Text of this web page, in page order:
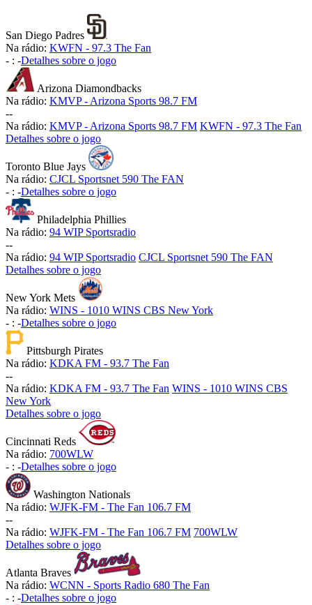
San Diego Padres
Na rádio: KWFN - 97.3 The Fan
- : -Detalhes sobre o jogo
Arizona Diamondbacks
Na rádio: KMVP - Arizona Sports 98.7 FM
--
Na rádio: KMVP - Arizona Sports 98.7 FM KWFN - 97.3 The Fan
Detalhes sobre o jogo
Toronto Blue Jays
Na rádio: CJCL Sportsnet 590 The FAN
- : -Detalhes sobre o jogo
Philadelphia Phillies
Na rádio: 94 WIP Sportsradio
--
Na rádio: 94 WIP Sportsradio CJCL Sportsnet 590 The FAN
Detalhes sobre o jogo
New York Mets
Na rádio: WINS - 1010 WINS CBS New York
- : -Detalhes sobre o jogo
Pittsburgh Pirates
Na rádio: KDKA FM - 93.7 The Fan
--
Na rádio: KDKA FM - 93.7 The Fan WINS - 1010 WINS CBS
New York
Detalhes sobre o jogo
Cincinnati Reds
Na rádio: 700WLW
- : -Detalhes sobre o jogo
Washington Nationals
Na rádio: WJFK-FM - The Fan 106.7 FM
--
Na rádio: WJFK-FM - The Fan 106.7 FM 700WLW
Detalhes sobre o jogo
Atlanta Braves
Na rádio: WCNN - Sports Radio 680 The Fan
- : -Detalhes sobre o jogo